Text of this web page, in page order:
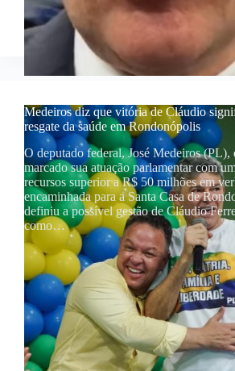
Medeiros diz que vitória de Cláudio
resgate da saúde em Rondonópolis
O deputado federal, José Medeiros (PL),
marcado sua atuação parlamentar com
recursos superior a R$ 50 milhões em
encaminhada para a Santa Casa de
definiu a possível gestão de Cláudio
como…